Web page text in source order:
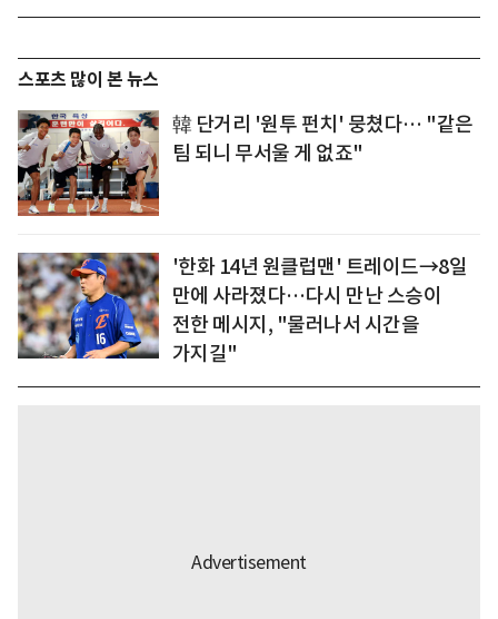
스포츠 많이 본 뉴스
韓 단거리 '원투 펀치' 뭉쳤다… "같은
팀 되니 무서울 게 없죠"
'한화 14년 원클럽맨' 트레이드→8일
만에 사라졌다…다시 만난 스승이
전한 메시지, "물러나서 시간을
가지길"